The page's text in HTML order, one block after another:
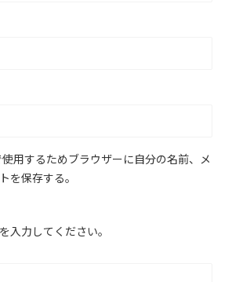
用するためブラウザーに自分の名前、メ
を保存する。
入力してください。